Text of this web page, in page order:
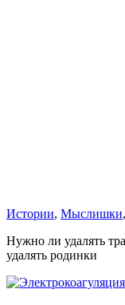
Истории, Мыслишки,
Нужно ли удалять
удалять родинки